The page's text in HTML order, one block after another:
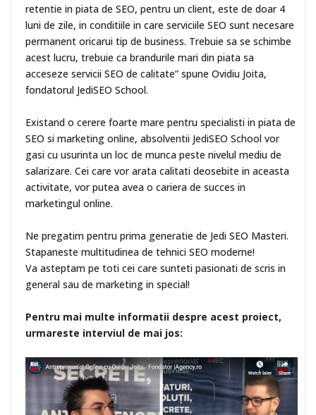
retentie in piata de SEO, pentru un client, este de doar 4
luni de zile, in conditiile in care serviciile SEO sunt necesare
permanent oricarui tip de business. Trebuie sa se schimbe
acest lucru, trebuie ca brandurile mari din piata sa
acceseze servicii SEO de calitate” spune Ovidiu Joita,
fondatorul JediSEO School.
Existand o cerere foarte mare pentru specialisti in piata de
SEO si marketing online, absolventii JediSEO School vor
gasi cu usurinta un loc de munca peste nivelul mediu de
salarizare. Cei care vor arata calitati deosebite in aceasta
activitate, vor putea avea o cariera de succes in
marketingul online.
Ne pregatim pentru prima generatie de Jedi SEO Masteri.
Stapaneste multitudinea de tehnici SEO moderne!
Va asteptam pe toti cei care sunteti pasionati de scris in
general sau de marketing in special!
Pentru mai multe informatii despre acest proiect,
urmareste interviul de mai jos: